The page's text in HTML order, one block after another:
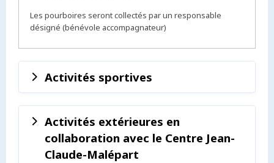
Les pourboires seront collectés par un responsable
désigné (bénévole accompagnateur)
Activités sportives
Activités extérieures en
collaboration avec le Centre Jean-
Claude-Malépart